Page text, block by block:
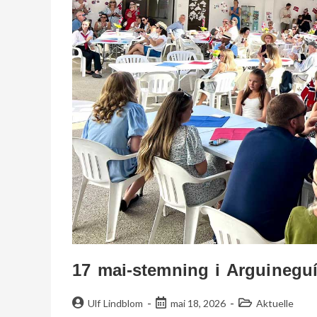
17 mai-stemning i
Ulf Lindblom mai 18, 2026 Aktuelle